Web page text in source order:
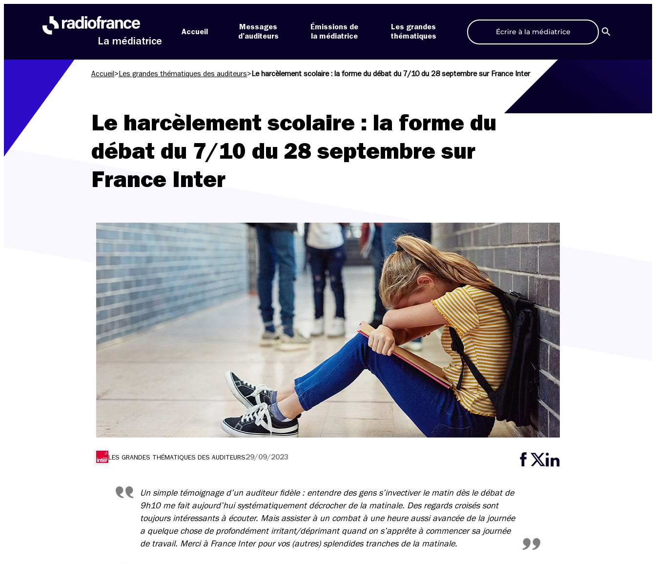
La médiatrice
Accueil
Messages
d’auditeurs
Émissions de
la médiatrice
Les grandes
thématiques
Écrire à la médiatrice
Recherche
Accueil > Les grandes thématiques des auditeurs> Le harcèlement scolaire : la forme du débat du 7/10 du 28 septembre sur France Inter
Le harcèlement scolaire : la forme du
débat du 7/10 du 28 septembre sur
France Inter
LES GRANDES THÉMATIQUES DES AUDITEURS29/09/2023
Un simple témoignage d’un auditeur fidèle : entendre des gens s’invectiver le matin dès le débat de
9h10 me fait aujourd’hui systématiquement décrocher de la matinale. Des regards croisés sont
toujours intéressants à écouter. Mais assister à un combat à une heure aussi avancée de la journée
a quelque chose de profondément irritant/déprimant quand on s’apprête à commencer sa journée
de travail. Merci à France Inter pour vos (autres) splendides tranches de la matinale.